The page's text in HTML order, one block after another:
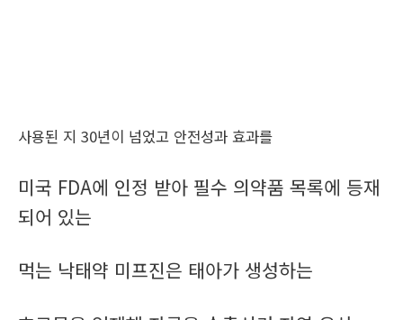
사용된 지 30년이 넘었고 안전성과 효과를
미국 FDA에 인정 받아 필수 의약품 목록에 등재
되어 있는
먹는 낙태약 미프진은 태아가 생성하는